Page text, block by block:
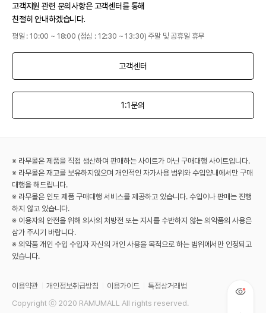
고객지원 관련 문의사항은 고객센터를 통해
친절히 안내하겠습니다.
평일 : 10:00 ~ 18:00 (점심 : 12:30 ~ 13:30) 주말 및 공휴일 휴무
고객센터
1:1문의
※ 라무몰은 제품을 직접 생산하여 판매하는 사이트가 아닌 구매대행 사이트입니다.
※ 라무몰은 재고를 보유하지않으며 개인적인 자가사용 범위와 수입양내에서만 구매
대행을 해드립니다.
※ 라무몰은 인도 제품 구매대행 서비스를 제공하고 있습니다. 수입이나 판매는 진행
하지 않고 있습니다.
※ 이용자의 안전을 위해 의사의 처방전 또는 지시를 수반하지 않는 의약품의 사용은
삼가 주시기 바랍니다.
※ 의약품 개인 수입 수입자 자신의 개인 사용을 목적으로 하는 범위에서만 인정되고
있습니다.
이용약관 개인정보취급방침 이용가이드
특정상거래법
Copyright ⓒ 2020 RAMUMALL All rights reserved.